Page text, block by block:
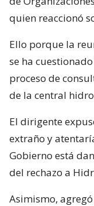
quien reaccionó
Ello porque la
se ha
proceso de
de la central
El dirigente
extraño y
Gobierno está
del rechazo a
Asimismo,